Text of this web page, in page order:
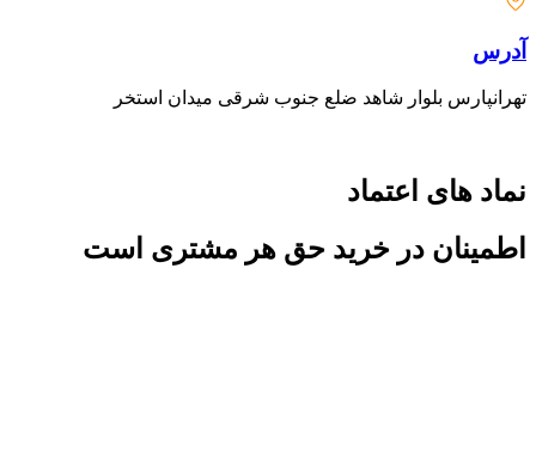
آدرس
تهرانپارس بلوار شاهد ضلع جنوب شرقی میدان استخر
نماد های اعتماد
اطمینان در خرید حق هر مشتری است